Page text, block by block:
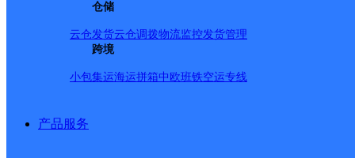
仓储
云仓发货云仓调拨物流监控发货管理
跨境
小包集运海运拼箱中欧班铁空运专线
产品服务
更多号码地址：桑植县洪家关乡
详情
协合邮政所
邮政国内